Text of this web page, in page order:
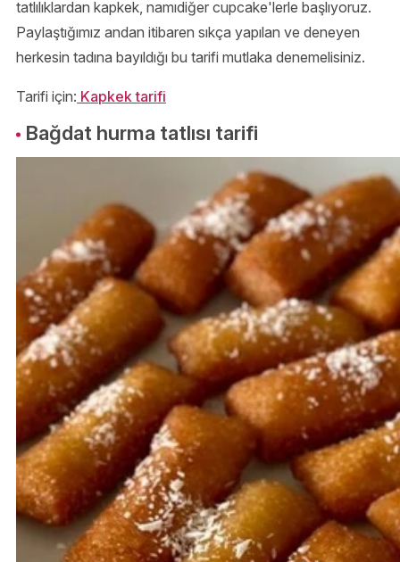
tatlılıklardan kapkek, namıdiğer cupcake'lerle başlıyoruz.
Paylaştığımız andan itibaren sıkça yapılan ve deneyen
herkesin tadına bayıldığı bu tarifi mutlaka denemelisiniz.
Tarifi için: Kapkek tarifi
Bağdat hurma tatlısı tarifi